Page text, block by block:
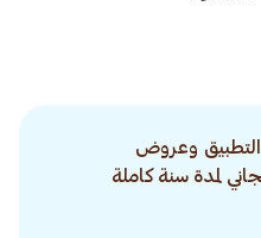
وعروض
لمدة سنة كاملة